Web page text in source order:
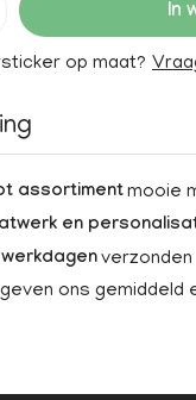
In
op maat?
assortimentmooie
en
werkdagenverzonden
ons gemiddeld